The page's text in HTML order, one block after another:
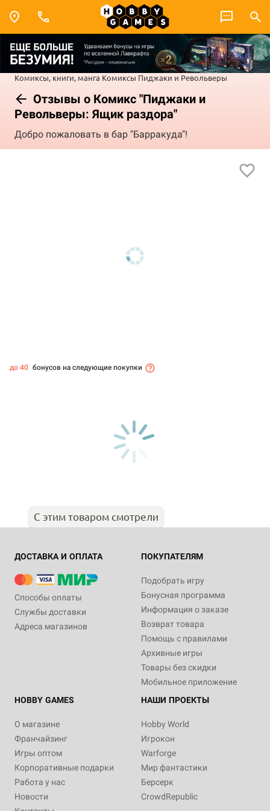
Комиксы, книги, манга Комиксы Пиджаки и Револьверы
Отзывы о Комикс "Пиджаки и
Револьверы: Ящик раздора"
Добро пожаловать в бар "Барракуда"!
до 40 бонусов на следующие покупки
С этим товаром смотрели
ДОСТАВКА И ОПЛАТА
Способы оплаты
Службы доставки
Адреса магазинов
ПОКУПАТЕЛЯМ
Подобрать игру
Бонусная программа
Информация о заказе
Возврат товара
Помощь с правилами
Архивные игры
Товары без скидки
Мобильное приложение
HOBBY GAMES
О магазине
Франчайзинг
Игры оптом
Корпоративные подарки
Работа у нас
Новости
НАШИ ПРОЕКТЫ
Hobby World
Игрокон
Warforge
Мир фантастики
Берсерк
CrowdRepublic